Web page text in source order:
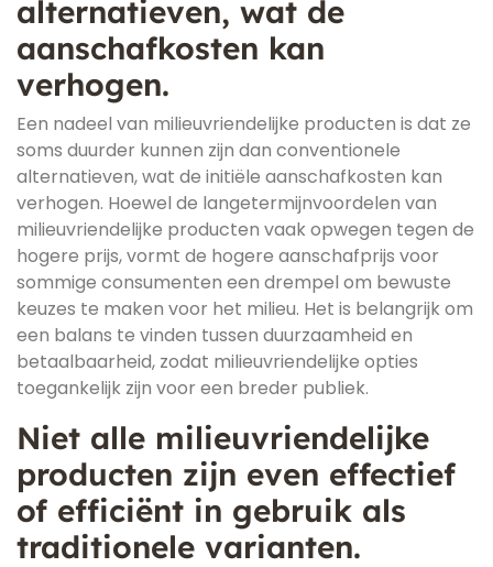
alternatieven, wat de
aanschafkosten kan
verhogen.
Een nadeel van milieuvriendelijke producten is dat ze
soms duurder kunnen zijn dan conventionele
alternatieven, wat de initiële aanschafkosten kan
verhogen. Hoewel de langetermijnvoordelen van
milieuvriendelijke producten vaak opwegen tegen de
hogere prijs, vormt de hogere aanschafprijs voor
sommige consumenten een drempel om bewuste
keuzes te maken voor het milieu. Het is belangrijk om
een balans te vinden tussen duurzaamheid en
betaalbaarheid, zodat milieuvriendelijke opties
toegankelijk zijn voor een breder publiek.
Niet alle milieuvriendelijke
producten zijn even effectief
of efficiënt in gebruik als
traditionele varianten.